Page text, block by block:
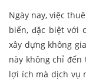
Ngày nay, việc
biến, đặc biệt với
xây dựng không
này không chỉ
lợi ích mà dịch vụ